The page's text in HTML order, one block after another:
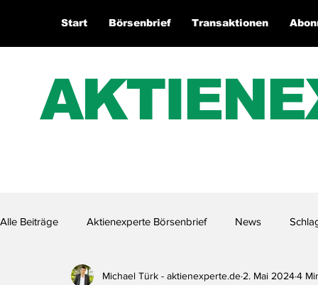
Start Börsenbrief Transaktionen
Alle Beiträge Aktienexperte Börsenbrief News
Aktienexperte.TVMichael Türk - aktienexperte.de 2. Mai 20244